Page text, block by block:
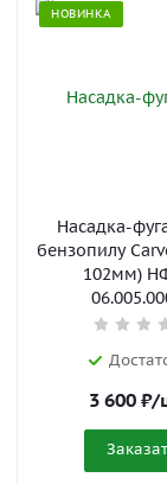
НОВИНКА
Насадка-
бензопилу
102мм)
3 600 ₽/